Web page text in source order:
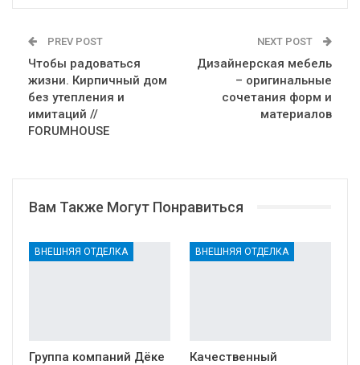
PREV POST
Чтобы радоваться
жизни. Кирпичный дом
без утепления и
имитаций //
FORUMHOUSE
NEXT POST
Дизайнерская мебель
– оригинальные
сочетания форм и
материалов
Вам Также Могут Понравиться
ВНЕШНЯЯ ОТДЕЛКА
Группа компаний Дёке
ВНЕШНЯЯ ОТДЕЛКА
Качественный